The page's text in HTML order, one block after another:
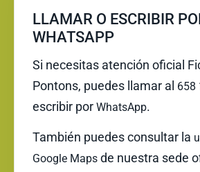
LLAMAR O ESCRIBIR
WHATSAPP
Si necesitas atención oficial
Pontons, puedes llamar al 658
escribir por WhatsApp.
También puedes consultar la
Google Maps de nuestra sede